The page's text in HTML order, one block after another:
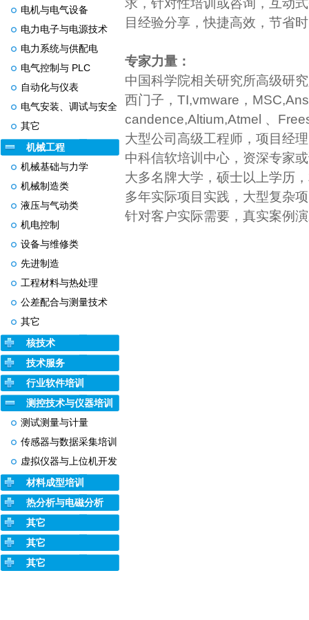
电机与电气设备
电力电子与电源技术
电力系统与供配电
电气控制与 PLC
自动化与仪表
电气安装、调试与安全
其它
机械工程
机械基础与力学
机械制造类
液压与气动类
机电控制
设备与维修类
先进制造
工程材料与热处理
公差配合与测量技术
其它
核技术
技术服务
行业软件培训
测控技术与仪器培训
测试测量与计量
传感器与数据采集培训
虚拟仪器与上位机开发
材料成型培训
热分析与电磁分析
其它
其它
其它
求，针对性培训或咨询，互动
目经验分享，快捷高效，节省
专家力量：
中国科学院相关研究所高级研
西门子，TI,vmware，
candence,Altium,Atmel 、
大型公司高级工程师，项目经
中科信软培训中心，资深专家
大多名牌大学，硕士以上学历
多年实际项目实践，大型复杂
针对客户实际需要，真实案例